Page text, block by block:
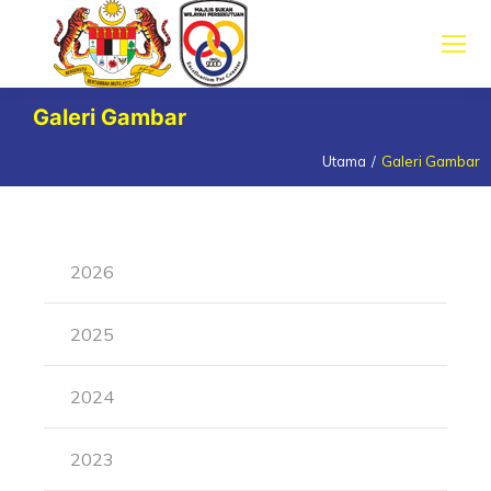
Galeri Gambar
Utama Galeri Gambar
2026
2025
2024
2023